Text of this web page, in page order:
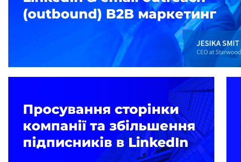
(outbound) B2B маркетинг
Просування сторінки
компанії та збільшення
підписників в LinkedIn